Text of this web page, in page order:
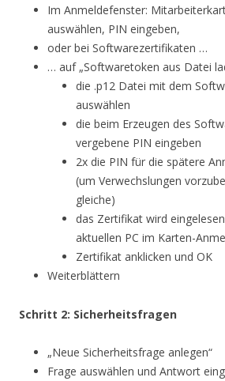
Im Anmeldefenster:
auswählen, PIN eingeben,
oder bei Softwarezertifikaten …
… auf „Softwaretoken aus Datei
die .p12 Datei mit dem
auswählen
die beim Erzeugen des
vergebene PIN eingeben
2x die PIN für die spätere
(um Verwechslungen
gleiche)
das Zertifikat wird
aktuellen PC im Karten-
Zertifikat anklicken und OK
Weiterblättern
Schritt 2: Sicherheitsfragen
„Neue Sicherheitsfrage anlegen“
Frage auswählen und Antwort